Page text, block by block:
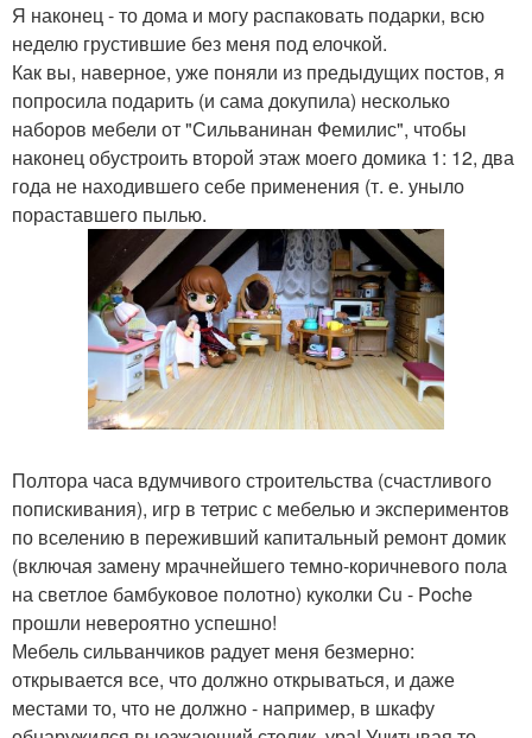
Я наконец - то дома и могу распаковать подарки, всю
неделю грустившие без меня под елочкой.
Как вы, наверное, уже поняли из предыдущих постов, я
попросила подарить (и сама докупила) несколько
наборов мебели от "Сильванинан Фемилис", чтобы
наконец обустроить второй этаж моего домика 1: 12, два
года не находившего себе применения (т. е. уныло
пораставшего пылью.
Полтора часа вдумчивого строительства (счастливого
попискивания), игр в тетрис с мебелью и экспериментов
по вселению в переживший капитальный ремонт домик
(включая замену мрачнейшего темно-коричневого пола
на светлое бамбуковое полотно) куколки Cu - Poche
прошли невероятно успешно!
Мебель сильванчиков радует меня безмерно:
открывается все, что должно открываться, и даже
местами то, что не должно - например, в шкафу